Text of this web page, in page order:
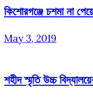
কিশোরগঞ্জে চশমা না
May 3, 2019
শহীদ স্মৃতি উচ্চ